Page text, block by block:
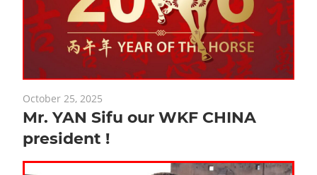
October 25, 2025
Mr. YAN Sifu our WKF CHINA
president !